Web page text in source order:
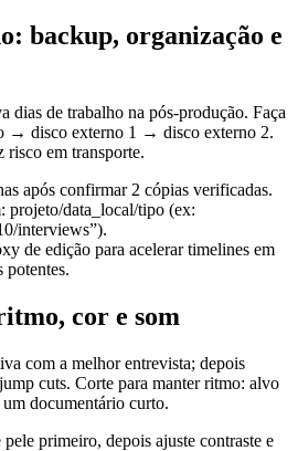
backup, organização e
dias de trabalho na pós-produção. Faça
→ disco externo 1 → disco externo 2.
risco em transporte.
após confirmar 2 cópias verificadas.
projeto/data_local/tipo (ex:
interviews”).
de edição para acelerar timelines em
potentes.
cor e som
com a melhor entrevista; depois
cuts. Corte para manter ritmo: alvo
documentário curto.
primeiro, depois ajuste contraste e